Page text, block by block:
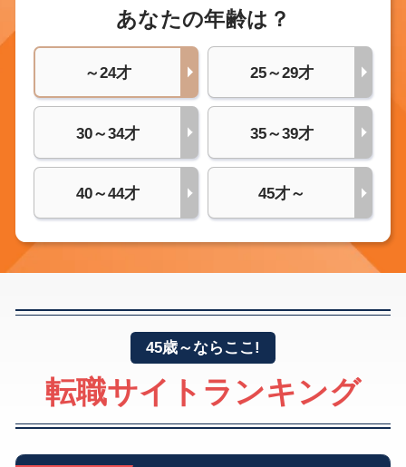
あなたの年齢は？
～24才 25～29才
30～34才 35～39才
40～44才 45才～
45歳～ならここ!
転職サイトランキング